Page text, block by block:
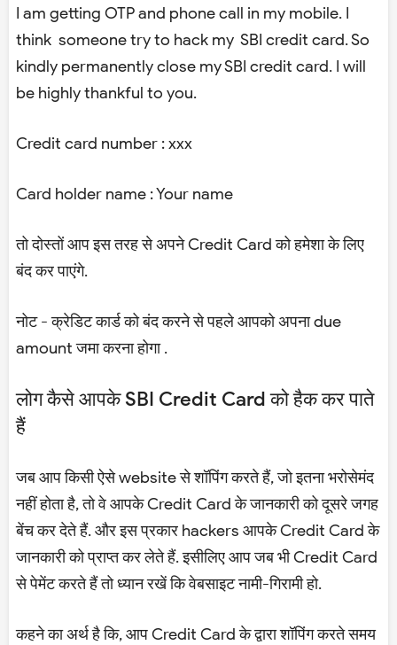
I am getting OTP and phone call in my mobile. I
think someone try to hack my SBI credit card. So
kindly permanently close my SBI credit card. I will
be highly thankful to you.
Credit card number : xxx
Card holder name : Your name
तो दोस्तों आप इस तरह से अपने Credit Card को हमेशा के लिए
बंद कर पाएंगे.
नोट- क्रेडिट कार्ड को बंद करने से पहले आपको अपना due
amount जमा करना होगा .
लोग कैसे आपके SBI Credit Card को हैक कर पाते
हैं
जब आप किसी ऐसे website से शॉपिंग करते हैं, जो इतना भरोसेमंद
नहीं होता है, तो वे आपके Credit Card के जानकारी को दूसरे जगह
बेंच कर देते हैं. और इस प्रकार hackers आपके Credit Card के
जानकारी को प्राप्त कर लेते हैं. इसीलिए आप जब भी Credit Card
से पेमेंट करते हैं तो ध्यान रखें कि वेबसाइट नामी-गिरामी हो.
कहने का अर्थ है कि, आप Credit Card के द्वारा शॉपिंग करते समय